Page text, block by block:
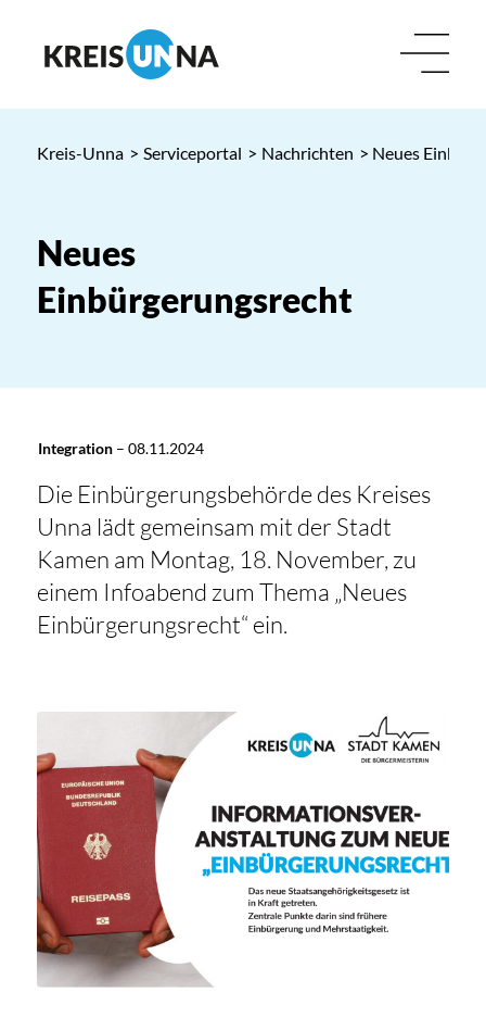
Kreis-Unna > Serviceportal > Nachrichten > Neues
Neues
Einbürgerungsrecht
Integration– 08.11.2024
Die Einbürgerungsbehörde des Kreises
Unna lädt gemeinsam mit der Stadt
Kamen am Montag, 18. November, zu
einem Infoabend zum Thema „Neues
Einbürgerungsrecht“ ein.